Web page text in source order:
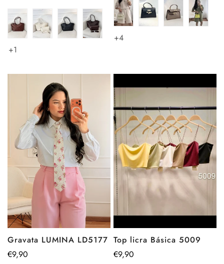
+1
+4
Gravata LUMINA LD5177
Preço
€9,90
Top licra Básica 5009
Preço
€9,90